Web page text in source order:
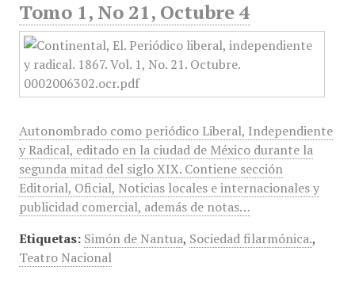
Tomo 1, No 21, Octubre 4
Autonombrado como periódico Liberal, Independiente
y Radical, editado en la ciudad de México durante la
segunda mitad del siglo XIX. Contiene sección
Editorial, Oficial, Noticias locales e internacionales y
publicidad comercial, además de notas…
Etiquetas: Simón de Nantua, Sociedad filarmónica.,
Teatro Nacional